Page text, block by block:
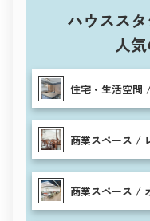
ハウスス
人
住宅・生活空間
商業スペース /
商業スペース /